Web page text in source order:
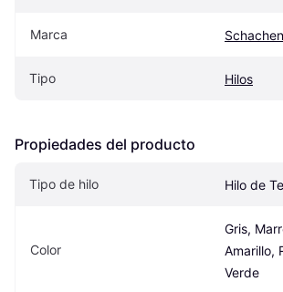
Marca
Tipo Hilos
Propiedades del producto
Tipo de hilo Hilo de
Color
Gris,
Amarillo,
Verde